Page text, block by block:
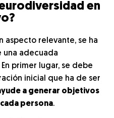
en
aspecto relevante, se ha
una adecuada
primer lugar, se debe
inicial que ha de ser
a generar objetivos
persona.